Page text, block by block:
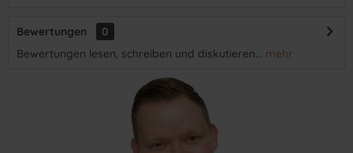
Bewertungen
0
Bewertungen lesen, schreiben und diskutieren... mehr